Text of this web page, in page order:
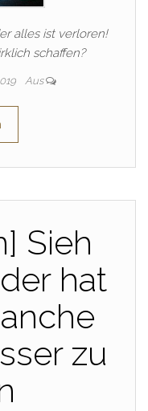
alles ist verloren!
schaffen?
Aus
Sieh
hat
zu